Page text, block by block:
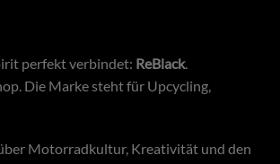
perfekt verbindet: ReBlack.
Die Marke steht für Upcycling,
Motorradkultur, Kreativität und den